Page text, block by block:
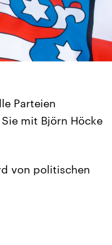
Parteien
mit Björn Höcke
von politischen